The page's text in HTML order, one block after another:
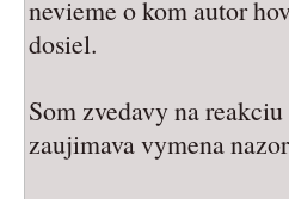
nevieme o kom autor
dosiel.
Som zvedavy na
zaujimava vymena